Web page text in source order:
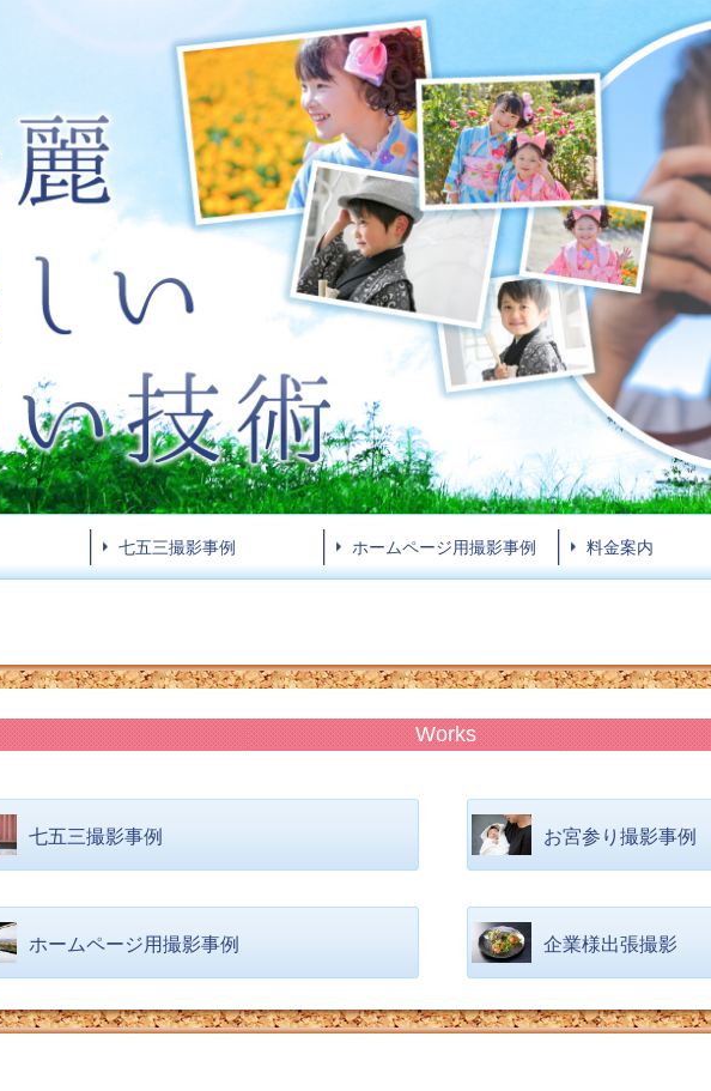
七五三撮影事例 ホームページ用撮影事例 料金案内
Works
七五三撮影事例 お宮参り撮影事例
ホームページ用撮影事例 企業様出張撮影